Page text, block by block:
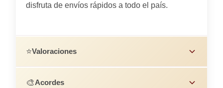
disfruta de envíos rápidos a todo el país.
⭐Valoraciones
🎨Acordes